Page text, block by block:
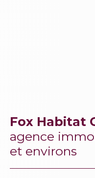
Fox Habitat
agence
et environs